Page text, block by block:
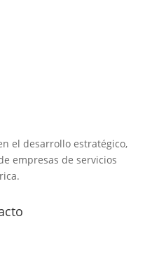
el desarrollo estratégico,
empresas de servicios